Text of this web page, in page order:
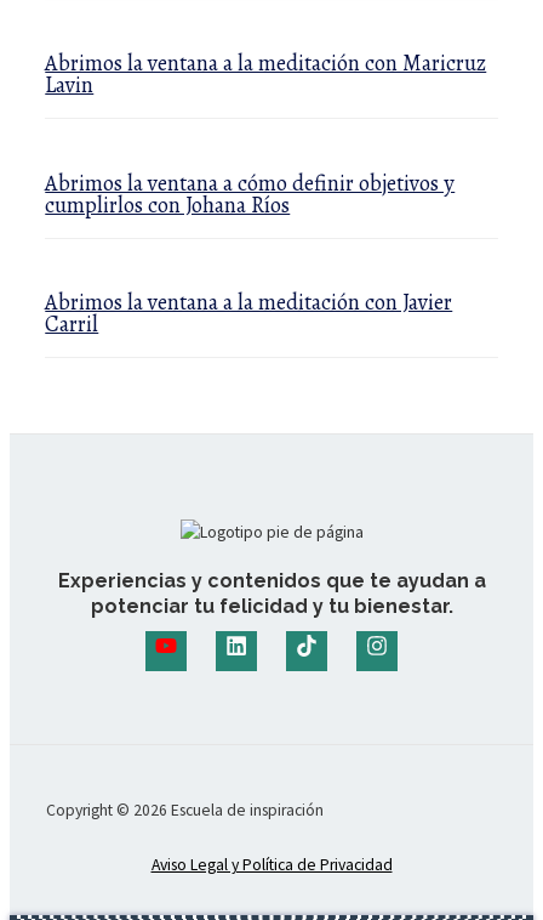
Abrimos la ventana a la meditación con Maricruz
Lavin
Abrimos la ventana a cómo definir objetivos y
cumplirlos con Johana Ríos
Abrimos la ventana a la meditación con Javier
Carril
Experiencias y contenidos que te ayudan a
potenciar tu felicidad y tu bienestar.
Copyright © 2026 Escuela de inspiración
Aviso Legal y Política de Privacidad